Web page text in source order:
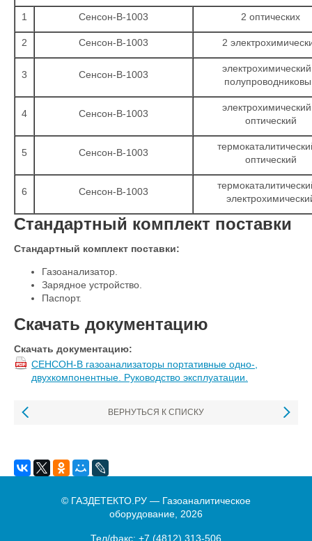
1 Сенсон-В-1003 2 оптических
2 Сенсон-В-1003 2
3 Сенсон-В-1003
4 Сенсон-В-1003
оптический
5 Сенсон-В-1003
оптический
6 Сенсон-В-1003
Стандартный комплект поставки
Стандартный комплект поставки:
Газоанализатор.
Зарядное устройство.
Паспорт.
Скачать документацию
Скачать документацию:
СЕНСОН-В газоанализаторы портативные одно-,
двухкомпонентные. Руководство эксплуатации.
ВЕРНУТЬСЯ К СПИСКУ
© ГАЗДЕТЕКТО.РУ — Газоаналитическое
оборудование, 2026
Тел/факс: +7 (4812) 313-506